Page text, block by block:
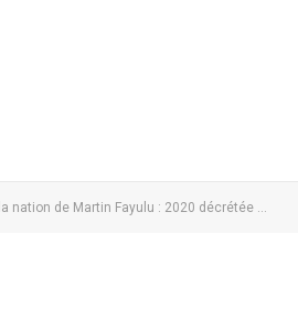
de Martin Fayulu : 2020 décrétée année de la libération de la RDC